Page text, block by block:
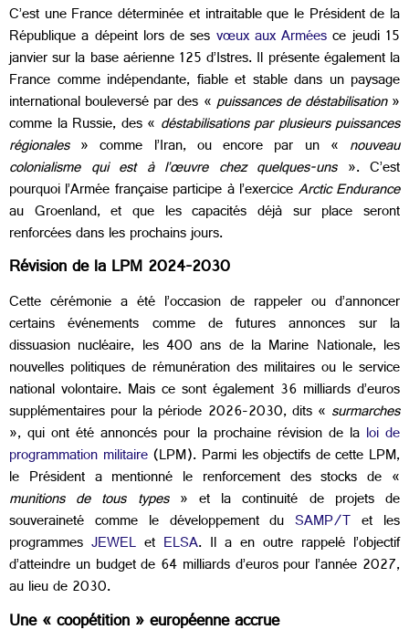
C’est une France déterminée et intraitable que le Président de la
République a dépeint lors de ses vœux aux Arméesce jeudi 15
janvier sur la base aérienne 125 d’Istres. Il présente également la
France comme indépendante, fiable et stable dans un paysage
international bouleversé par des «puissances de déstabilisation»
comme la Russie, des « déstabilisations par plusieurs puissances
régionales» comme l’Iran, ou encore par un « nouveau
colonialisme qui est à l’œuvre chez quelques-uns». C’est
pourquoi l’Armée française participe à l’exerciceArctic Endurance
au Groenland, et que les capacités déjà sur place seront
renforcées dans les prochains jours.
Révision de la LPM 2024-2030
Cette cérémonie a été l’occasion de rappeler ou d’annoncer
certains événements comme de futures annonces sur la
dissuasion nucléaire, les 400 ans de la Marine Nationale, les
nouvelles politiques de rémunération des militaires ou le service
national volontaire. Mais ce sont également 36 milliards d’euros
supplémentaires pour la période 2026-2030, dits « surmarches
», qui ont été annoncés pour la prochaine révision de la loi de
programmation militaire(LPM). Parmi les objectifs de cette LPM,
le Président a mentionné le renforcement des stocks de «
munitions de tous types» et la continuité de projets de
souveraineté comme le développement duSAMP/T et les
programmes JEWEL et ELSA. Il a en outre rappelé l’objectif
d’atteindre un budget de 64 milliards d’euros pour l’année 2027,
au lieu de 2030.
Une « coopétition » européenne accrue